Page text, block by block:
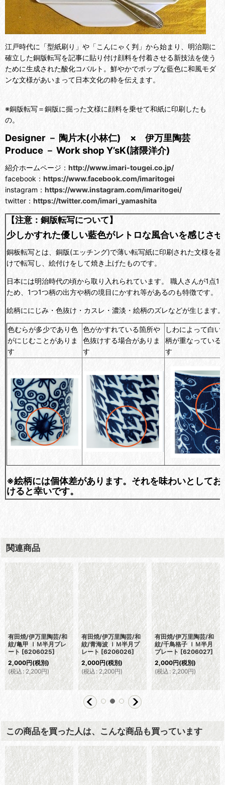
江戸時代に「型紙刷り」や「こんにゃく判」から始まり、明治期に
確立した銅版転写を記事に貼り付け顔料を付着させる新技法を使う
ために生成された酸化コバルト。鮮やかでポップな藍色に和風モダ
ンな文様があいまって日本文化の粋を伝えます。
※銅版転写＝銅版に掘った文様に顔料を乗せて和紙に印刷したも
の。
Designer － 陶片木(小林仁) × 伊万里陶芸
Produce － Work shop Y’sK(諸隈洋介)
紹介ホームページ： http://www.imari-tougei.co.jp/
facebook： https://www.facebook.com/imaritogei
instagram： https://www.instagram.com/imaritogei/
twitter： https://twitter.com/imari_yamashita
【注意：銅版転写について】
少しかすれた優しい藍色がレトロな風合いを感じさ
銅板転写とは、銅版(エッチング)で薄い転写紙に印刷された文様を器
けで転写し、絵付けをして焼き上げたものです。
日本には明治時代の頃から取り入れられています。 職人さんが1点1
ため、1つ1つ柄の出方や柄の境目にかすれ等があるのも特徴です。
絵柄ににじみ・色抜け・カスレ・濃淡・絵柄のズレなどが生じます。
色むらが多少であり色
がにじむことがありま
す
色がかすれている箇所や
色抜けする場合がありま
す
しわによって白い
柄が重なっている
す
※絵柄には個体差があります。それを味わいとしてお
けると幸いです。
関連商品
有田焼/伊万里陶芸/和
紋/亀甲 ＩＭ半月プレ
ート [6206025]
2,000円(税別)
(税込 : 2,200円)
有田焼/伊万里陶芸/和
紋/青海波 ＩＭ半月プ
レート [6206026]
2,000円(税別)
(税込 : 2,200円)
有田焼/伊万里陶芸/和
紋/千鳥格子 ＩＭ半月
プレート [6206027]
2,000円(税別)
(税込 : 2,200円)
この商品を買った人は、こんな商品も買っています